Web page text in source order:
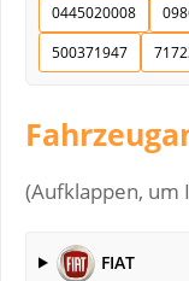
0445020008
500371947
(Aufklappen, um
FIAT